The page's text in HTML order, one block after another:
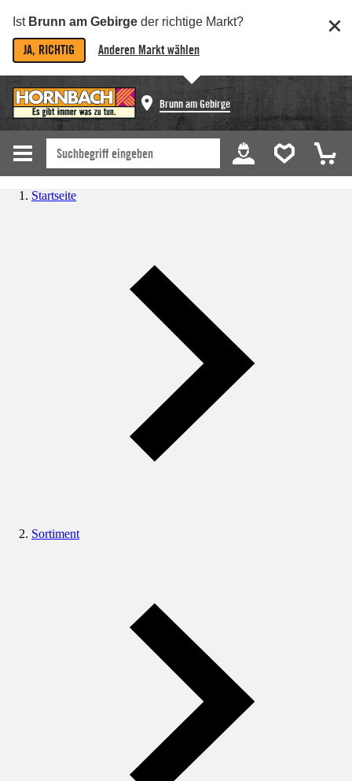
Ist Brunn am Gebirge der richtige Markt?
JA, RICHTIG Anderen Markt wählen
Brunn am Gebirge
Startseite
Sortiment